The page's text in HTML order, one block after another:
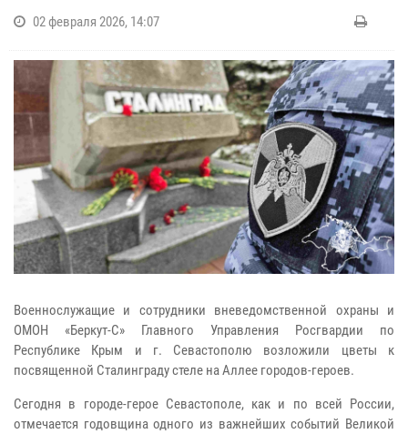
02 февраля 2026, 14:07
Военнослужащие и сотрудники вневедомственной охраны и
ОМОН «Беркут-С» Главного Управления Росгвардии по
Республике Крым и г. Севастополю возложили цветы к
посвященной Сталинграду стеле на Аллее городов-героев.
Сегодня в городе-герое Севастополе, как и по всей России,
отмечается годовщина одного из важнейших событий Великой